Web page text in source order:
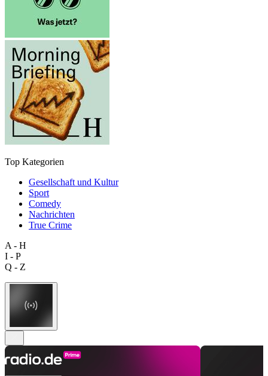
Top Kategorien
Gesellschaft und Kultur
Sport
Comedy
Nachrichten
True Crime
A - H
I - P
Q - Z